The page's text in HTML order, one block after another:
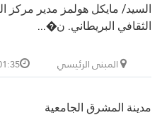
السيد/ مايكل هولمز مدير مركز
الثقافي البريطاني. ن�...
المبنى الرئيسي
مدينة المشرق الجامعية